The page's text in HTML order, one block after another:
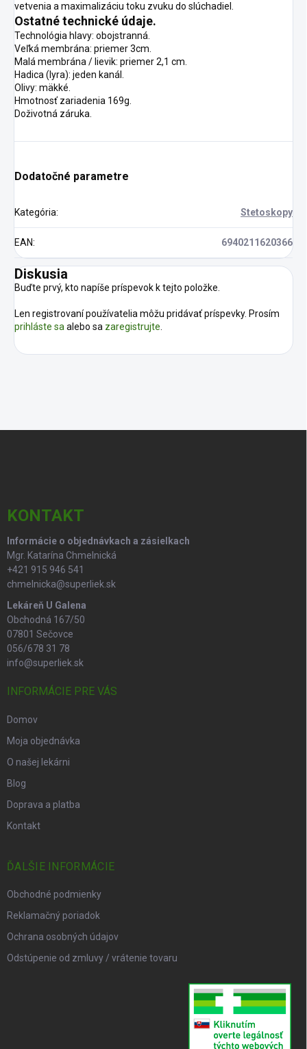
vetvenia a maximalizáciu toku zvuku do slúchadiel.
Ostatné technické údaje.
Technológia hlavy: obojstranná.
Veľká membrána: priemer 3cm.
Malá membrána / lievik: priemer 2,1 cm.
Hadica (lyra): jeden kanál.
Olivy: mäkké.
Hmotnosť zariadenia 169g.
Doživotná záruka.
Dodatočné parametre
Kategória: Stetoskopy
EAN: 6940211620366
Diskusia
Buďte prvý, kto napíše príspevok k tejto položke.
Len registrovaní používatelia môžu pridávať príspevky. Prosím
prihláste saalebo sa zaregistrujte.
KONTAKT
Informácie o objednávkach a zásielkach
Mgr. Katarína Chmelnická
+421 915 946 541
chmelnicka@superliek.sk
Lekáreň U Galena
Obchodná 167/50
07801 Sečovce
056/678 31 78
info@superliek.sk
INFORMÁCIE PRE VÁS
Domov
Moja objednávka
O našej lekárni
Blog
Doprava a platba
Kontakt
ĎALŠIE INFORMÁCIE
Obchodné podmienky
Reklamačný poriadok
Ochrana osobných údajov
Odstúpenie od zmluvy / vrátenie tovaru